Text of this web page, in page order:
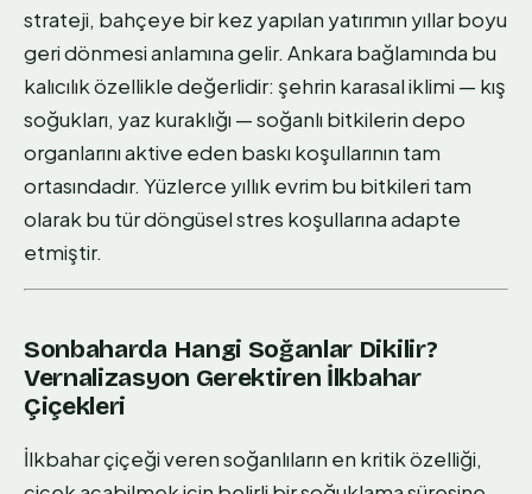
strateji, bahçeye bir kez yapılan yatırımın yıllar boyu
geri dönmesi anlamına gelir. Ankara bağlamında bu
kalıcılık özellikle değerlidir: şehrin karasal iklimi — kış
soğukları, yaz kuraklığı — soğanlı bitkilerin depo
organlarını aktive eden baskı koşullarının tam
ortasındadır. Yüzlerce yıllık evrim bu bitkileri tam
olarak bu tür döngüsel stres koşullarına adapte
etmiştir.
Sonbaharda Hangi Soğanlar Dikilir?
Vernalizasyon Gerektiren İlkbahar
Çiçekleri
İlkbahar çiçeği veren soğanlıların en kritik özelliği,